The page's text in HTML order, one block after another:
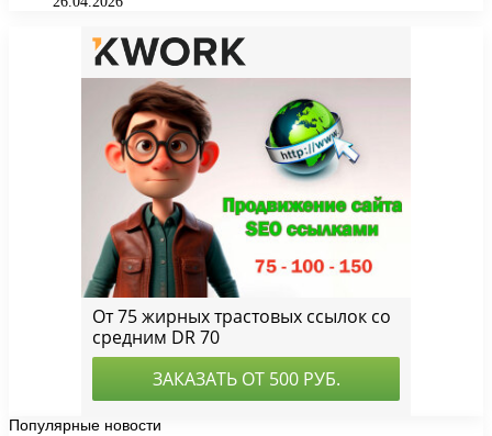
Популярные новости